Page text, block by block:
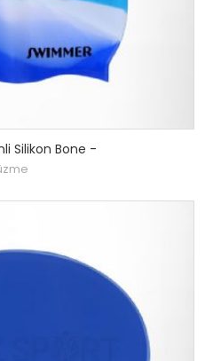
Silikon Bone -